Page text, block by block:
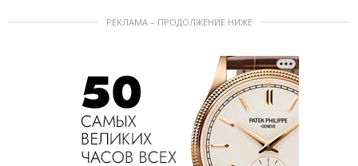
РЕКЛАМА – ПРОДОЛЖЕНИЕ НИЖЕ